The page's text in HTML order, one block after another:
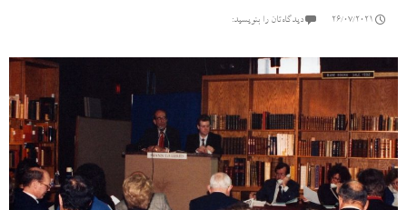
26/07/2021 دیدگاه‌تان را بنویسید: